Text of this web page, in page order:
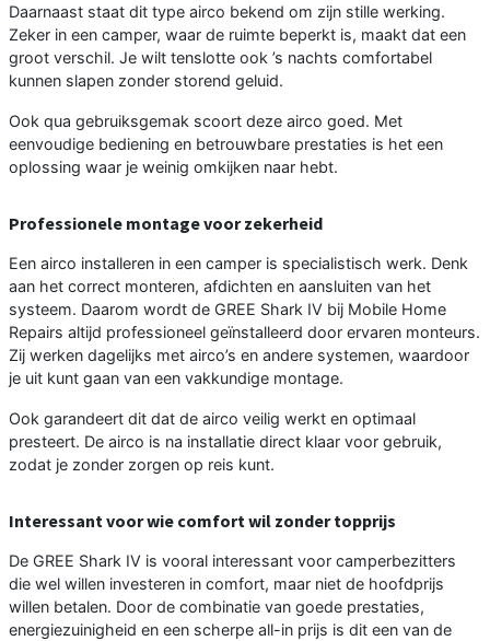
Daarnaast staat dit type airco bekend om zijn stille werking.
Zeker in een camper, waar de ruimte beperkt is, maakt dat een
groot verschil. Je wilt tenslotte ook ’s nachts comfortabel
kunnen slapen zonder storend geluid.
Ook qua gebruiksgemak scoort deze airco goed. Met
eenvoudige bediening en betrouwbare prestaties is het een
oplossing waar je weinig omkijken naar hebt.
Professionele montage voor zekerheid
Een airco installeren in een camper is specialistisch werk. Denk
aan het correct monteren, afdichten en aansluiten van het
systeem. Daarom wordt de GREE Shark IV bij Mobile Home
Repairs altijd professioneel geïnstalleerd door ervaren monteurs.
Zij werken dagelijks met airco’s en andere systemen, waardoor
je uit kunt gaan van een vakkundige montage.
Ook garandeert dit dat de airco veilig werkt en optimaal
presteert. De airco is na installatie direct klaar voor gebruik,
zodat je zonder zorgen op reis kunt.
Interessant voor wie comfort wil zonder topprijs
De GREE Shark IV is vooral interessant voor camperbezitters
die wel willen investeren in comfort, maar niet de hoofdprijs
willen betalen. Door de combinatie van goede prestaties,
energiezuinigheid en een scherpe all-in prijs is dit een van de